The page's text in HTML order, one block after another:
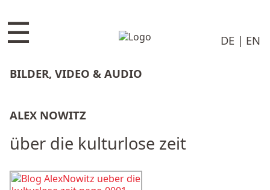
☰ DE EN
BILDER, VIDEO & AUDIO
ALEX NOWITZ
über die kulturlose zeit